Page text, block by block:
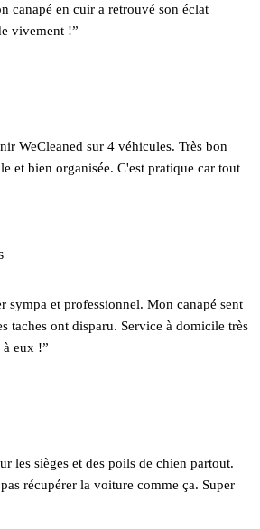
canapé en cuir a retrouvé son éclat
vivement !”
WeCleaned sur 4 véhicules. Très bon
et bien organisée. C'est pratique car tout
sympa et professionnel. Mon canapé sent
taches ont disparu. Service à domicile très
eux !”
les sièges et des poils de chien partout.
récupérer la voiture comme ça. Super